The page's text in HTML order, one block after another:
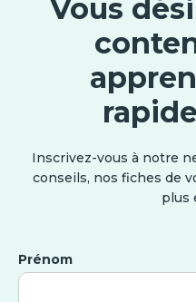
Vous
Inscrivez-vous à notre
conseils, nos fiches de
plus
Prénom